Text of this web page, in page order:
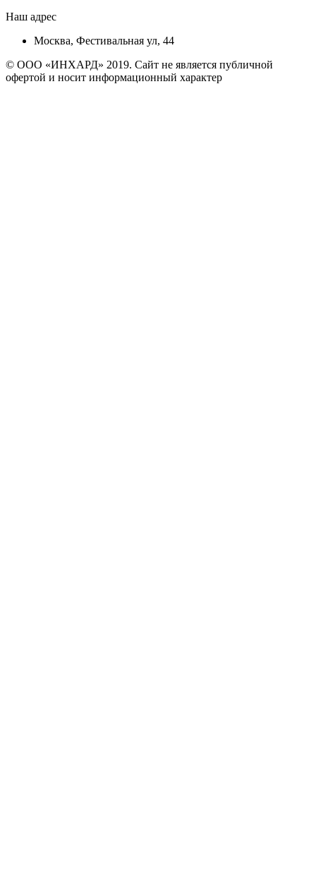
Наш адрес
Москва, Фестивальная ул, 44
© ООО «ИНХАРД» 2019. Сайт не является публичной
офертой и носит информационный характер